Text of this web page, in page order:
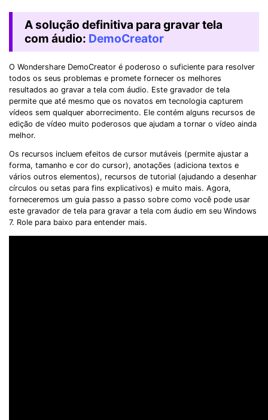
A solução definitiva para gravar tela
com áudio: DemoCreator
O Wondershare DemoCreator é poderoso o suficiente para resolver
todos os seus problemas e promete fornecer os melhores
resultados ao gravar a tela com áudio. Este gravador de tela
permite que até mesmo que os novatos em tecnologia capturem
vídeos sem qualquer aborrecimento. Ele contém alguns recursos de
edição de vídeo muito poderosos que ajudam a tornar o vídeo ainda
melhor.
Os recursos incluem efeitos de cursor mutáveis ​​(permite ajustar a
forma, tamanho e cor do cursor), anotações (adiciona textos e
vários outros elementos), recursos de tutorial (ajudando a desenhar
círculos ou setas para fins explicativos) e muito mais. Agora,
forneceremos um guia passo a passo sobre como você pode usar
este gravador de tela para gravar a tela com áudio em seu Windows
7. Role para baixo para entender mais.